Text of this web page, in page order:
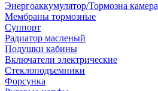
Энергоаккумулятор/Тормозна камера
Мембраны тормозные
Суппорт
Радиатор масленый
Подушки кабины
Включатели электрические
Стеклоподъемники
Форсунка